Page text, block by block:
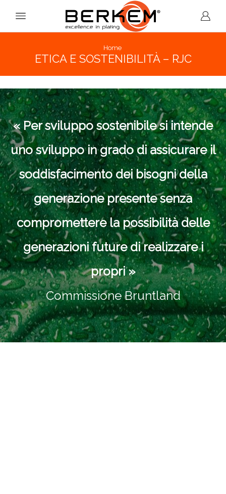
Home
ETICA E SOSTENIBILITÀ – RJC
« Per sviluppo sostenibile si intende
uno sviluppo in grado di assicurare il
soddisfacimento dei bisogni della
generazione presente senza
compromettere la possibilità delle
generazioni future di realizzare i
propri »
Commissione Bruntland